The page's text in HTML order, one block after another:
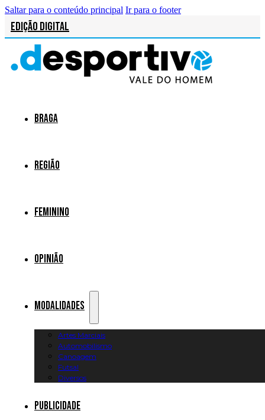
Saltar para o conteúdo principal Ir para o footer
Edição Digital
Braga
Região
Feminino
Opinião
Modalidades
Artes Marciais
Automobilismo
Canoagem
Futsal
Diversos
Publicidade